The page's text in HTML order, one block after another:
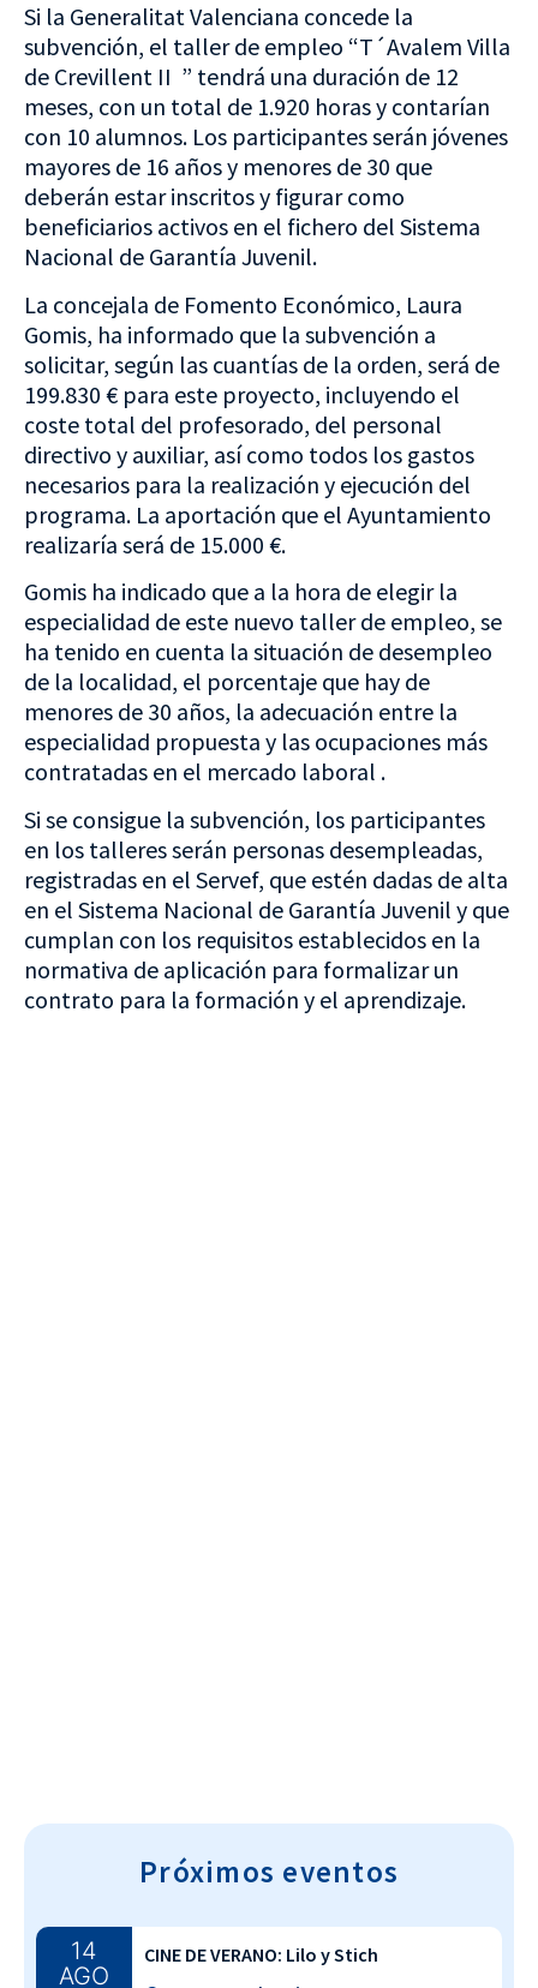
Si la Generalitat Valenciana concede la
subvención, el taller de empleo “T´Avalem Villa
de Crevillent II ” tendrá una duración de 12
meses, con un total de 1.920 horas y contarían
con 10 alumnos. Los participantes serán jóvenes
mayores de 16 años y menores de 30 que
deberán estar inscritos y figurar como
beneficiarios activos en el fichero del Sistema
Nacional de Garantía Juvenil.
La concejala de Fomento Económico, Laura
Gomis, ha informado que la subvención a
solicitar, según las cuantías de la orden, será de
199.830 € para este proyecto, incluyendo el
coste total del profesorado, del personal
directivo y auxiliar, así como todos los gastos
necesarios para la realización y ejecución del
programa. La aportación que el Ayuntamiento
realizaría será de 15.000 €.
Gomis ha indicado que a la hora de elegir la
especialidad de este nuevo taller de empleo, se
ha tenido en cuenta la situación de desempleo
de la localidad, el porcentaje que hay de
menores de 30 años, la adecuación entre la
especialidad propuesta y las ocupaciones más
contratadas en el mercado laboral .
Si se consigue la subvención, los participantes
en los talleres serán personas desempleadas,
registradas en el Servef, que estén dadas de alta
en el Sistema Nacional de Garantía Juvenil y que
cumplan con los requisitos establecidos en la
normativa de aplicación para formalizar un
contrato para la formación y el aprendizaje.
Próximos eventos
14
AGO
CINE DE VERANO: Lilo y Stich